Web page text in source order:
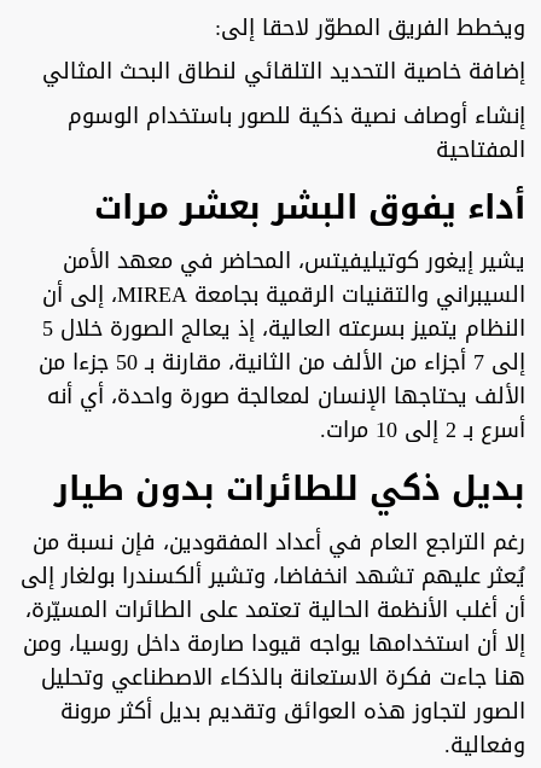
ويخطط الفريق المطوّر لاحقا إلى:
إضافة خاصية التحديد التلقائي لنطاق البحث المثالي
إنشاء أوصاف نصية ذكية للصور باستخدام الوسوم
المفتاحية
أداء يفوق البشر بعشر مرات
يشير إيغور كوتيليفيتس، المحاضر في معهد الأمن
السيبراني والتقنيات الرقمية بجامعة MIREA، إلى أن
النظام يتميز بسرعته العالية، إذ يعالج الصورة خلال 5
إلى 7 أجزاء من الألف من الثانية، مقارنة بـ 50 جزءا من
الألف يحتاجها الإنسان لمعالجة صورة واحدة، أي أنه
أسرع بـ 2 إلى 10 مرات.
بديل ذكي للطائرات بدون طيار
رغم التراجع العام في أعداد المفقودين، فإن نسبة من
يُعثر عليهم تشهد انخفاضا، وتشير ألكسندرا بولغار إلى
أن أغلب الأنظمة الحالية تعتمد على الطائرات المسيّرة،
إلا أن استخدامها يواجه قيودا صارمة داخل روسيا، ومن
هنا جاءت فكرة الاستعانة بالذكاء الاصطناعي وتحليل
الصور لتجاوز هذه العوائق وتقديم بديل أكثر مرونة
وفعالية.